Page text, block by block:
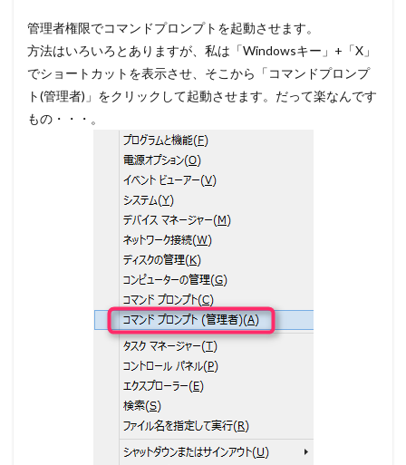
管理者権限でコマンドプロンプトを起動させます。
方法はいろいろとありますが、私は「Windowsキー」+「X」
でショートカットを表示させ、そこから「コマンドプロンプ
ト(管理者)」をクリックして起動させます。だって楽なんです
もの・・・。